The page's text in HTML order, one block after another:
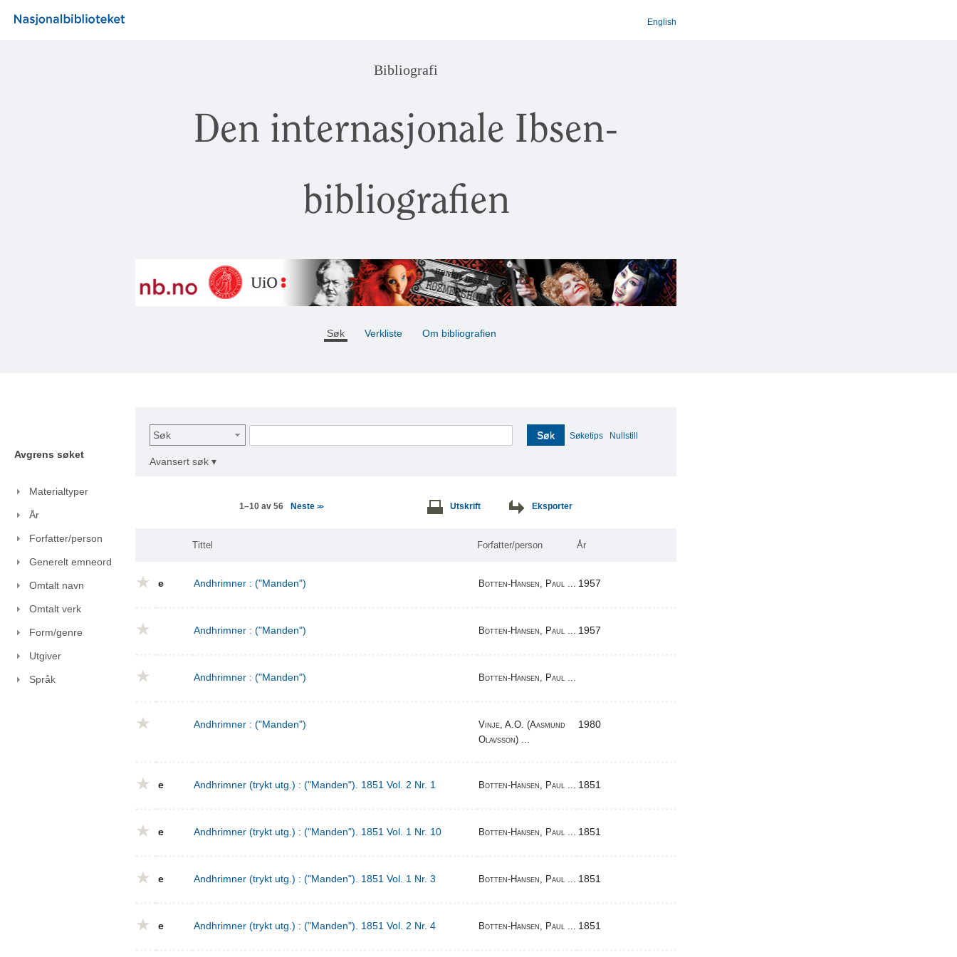
English
Bibliografi
Den internasjonale Ibsen-
bibliografien
Søk Verkliste Om bibliografien
Avgrens søket
Materialtyper
År
Forfatter/person
Generelt emneord
Omtalt navn
Omtalt verk
Form/genre
Utgiver
Språk
Søk Søk Søketips Nullstill
Avansert søk ▾
1–10 av 56 Neste>> Utskrift Eksporter
Tittel Forfatter/person År
e Andhrimner : ("Manden") Botten-Hansen, Paul ... 1957
Andhrimner : ("Manden") Botten-Hansen, Paul ... 1957
Andhrimner : ("Manden") Botten-Hansen, Paul ...
Andhrimner : ("Manden")
Vinje, A.O. (Aasmund
Olavsson) ...
1980
e Andhrimner (trykt utg.) : ("Manden"). 1851 Vol. 2 Nr. 1 Botten-Hansen, Paul ... 1851
e Andhrimner (trykt utg.) : ("Manden"). 1851 Vol. 1 Nr. 10 Botten-Hansen, Paul ... 1851
e Andhrimner (trykt utg.) : ("Manden"). 1851 Vol. 1 Nr. 3 Botten-Hansen, Paul ... 1851
e Andhrimner (trykt utg.) : ("Manden"). 1851 Vol. 2 Nr. 4 Botten-Hansen, Paul ... 1851